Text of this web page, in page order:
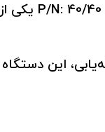
دتکتور شعله اسپکترکس 40/40I (IR3) با مدل‌های مختلفی در بازار موجود است، اما مدل 40/40I (IR3) با پارت نامبر P/N: 40/40 I-211S30 یکی از
این دستگاه